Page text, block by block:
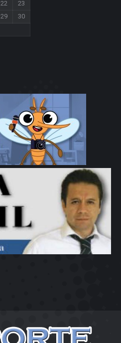
22
23
29
30